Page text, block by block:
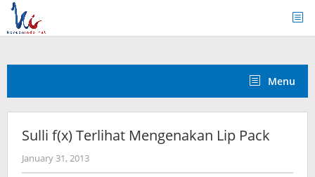
Skip
content
Menu
Sulli f(x) Terlihat Mengenakan Lip Pack
January 31, 2013by
Koreanindo